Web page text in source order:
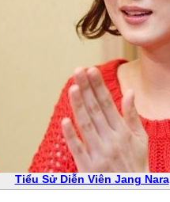
Tiểu Sử Diễn Viên Jang Nara